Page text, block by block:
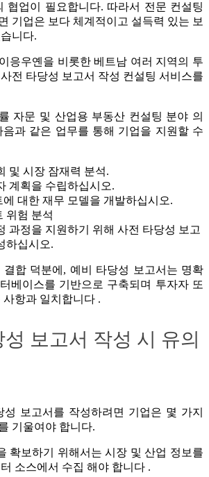
협업이 필요합니다. 따라서 전문 컨설팅
기업은 보다 체계적이고 설득력 있는 보
니다.
응우옌을 비롯한 베트남 여러 지역의 투
전 타당성 보고서 작성 컨설팅 서비스를
자문 및 산업용 부동산 컨설팅 분야 의
과 같은 업무를 통해 기업을 지원할 수
및 시장 잠재력 분석.
계획을 수립하십시오.
에 대한 재무 모델을 개발하십시오.
위험 분석
과정을 지원하기 위해 사전 타당성 보고
하십시오.
합 덕분에, 예비 타당성 보고서는 명확
베이스를 기반으로 구축되며 투자자 또
항과 일치합니다 .
보고서 작성 시 유의
보고서를 작성하려면 기업은 몇 가지
기울여야 합니다.
확보하기 위해서는 시장 및 산업 정보를
소스에서 수집 해야 합니다 .